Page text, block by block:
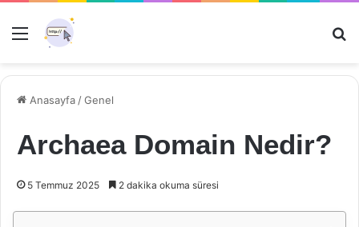
Menü
Anasayfa /Genel
Archaea Domain Nedir?
5 Temmuz 2025 2 dakika okuma süresi